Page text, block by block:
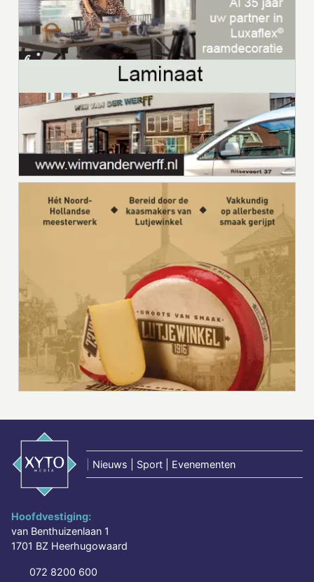
Nieuws | Sport | Evenementen
Hoofdvestiging:
van Benthuizenlaan 1
1701 BZ Heerhugowaard
072 8200 600